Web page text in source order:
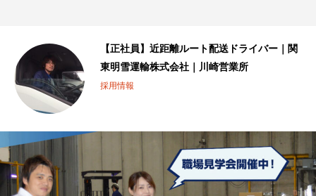
【正社員】近距離ルート配送ドライバー｜関
東明雪運輸株式会社｜川崎営業所
採用情報